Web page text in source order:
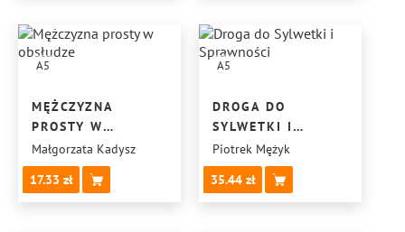
A5
MĘŻCZYZNA
PROSTY W
OBSŁUDZE
Małgorzata Kadysz
17.33
A5
DROGA DO
SYLWETKI I
SPRAWNOŚCI
Piotrek Mężyk
35.44